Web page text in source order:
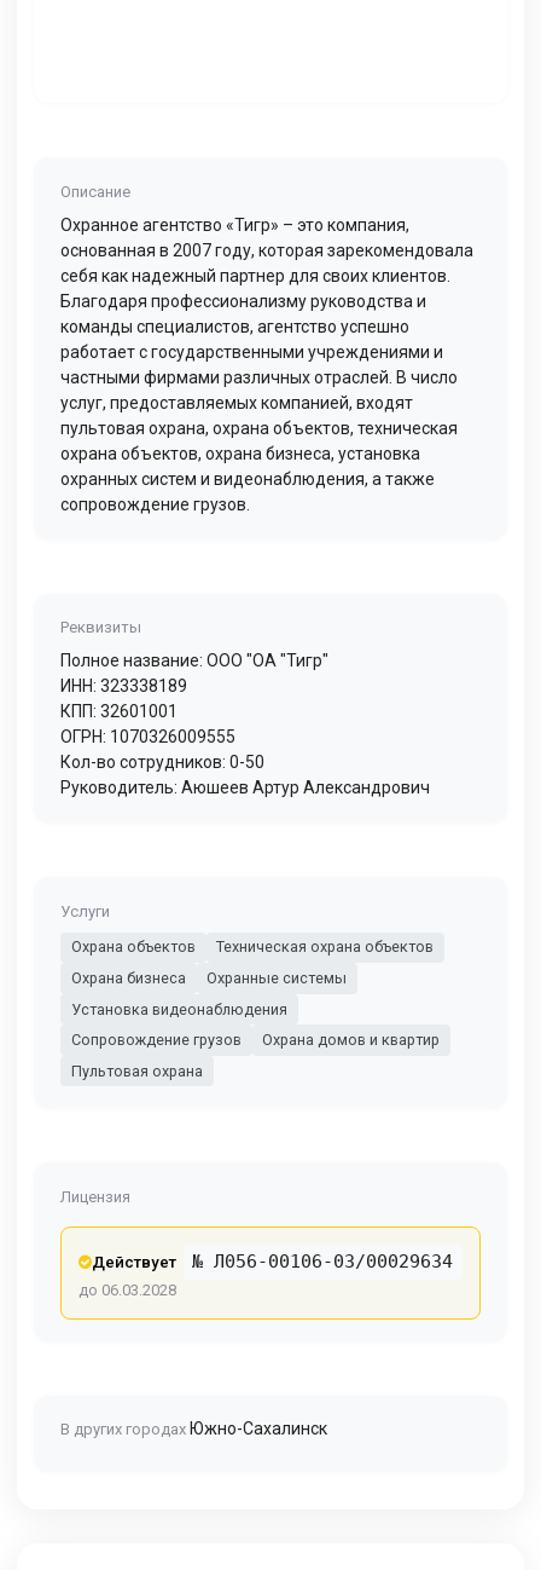
Описание
Охранное агентство «Тигр» – это компания,
основанная в 2007 году, которая зарекомендовала
себя как надежный партнер для своих клиентов.
Благодаря профессионализму руководства и
команды специалистов, агентство успешно
работает с государственными учреждениями и
частными фирмами различных отраслей. В число
услуг, предоставляемых компанией, входят
пультовая охрана, охрана объектов, техническая
охрана объектов, охрана бизнеса, установка
охранных систем и видеонаблюдения, а также
сопровождение грузов.
Реквизиты
Полное название: ООО "ОА "Тигр"
ИНН: 323338189
КПП: 32601001
ОГРН: 1070326009555
Кол-во сотрудников: 0-50
Руководитель: Аюшеев Артур Александрович
Услуги
Охрана объектов
Техническая охрана объектов
Охрана бизнеса
Охранные системы
Установка видеонаблюдения
Сопровождение грузов
Охрана домов и квартир
Пультовая охрана
Лицензия
Действует № Л056-00106-03/00029634
до 06.03.2028
В других городах Южно-Сахалинск